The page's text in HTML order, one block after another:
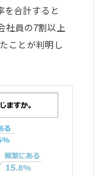
を合計すると
社員の7割以上
ことが判明し